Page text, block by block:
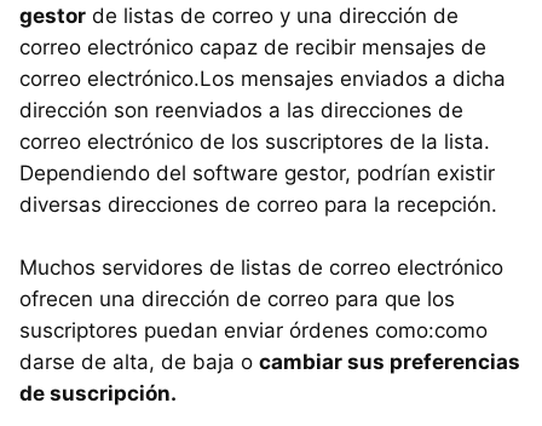
gestor de listas de correo y una dirección de
correo electrónico capaz de recibir mensajes de
correo electrónico.Los mensajes enviados a dicha
dirección son reenviados a las direcciones de
correo electrónico de los suscriptores de la lista.
Dependiendo del software gestor, podrían existir
diversas direcciones de correo para la recepción.
Muchos servidores de listas de correo electrónico
ofrecen una dirección de correo para que los
suscriptores puedan enviar órdenes como:como
darse de alta, de baja o cambiar sus preferencias
de suscripción.